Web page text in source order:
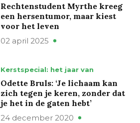
Rechtenstudent Myrthe kreeg
een hersentumor, maar kiest
voor het leven
02 april 2025
Kerstspecial: het jaar van
Odette Bruls: ‘Je lichaam kan
zich tegen je keren, zonder dat
je het in de gaten hebt’
24 december 2020